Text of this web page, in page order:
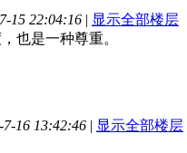
15 22:04:16 | 显示全部楼层
也是一种尊重。
16 13:42:46 | 显示全部楼层